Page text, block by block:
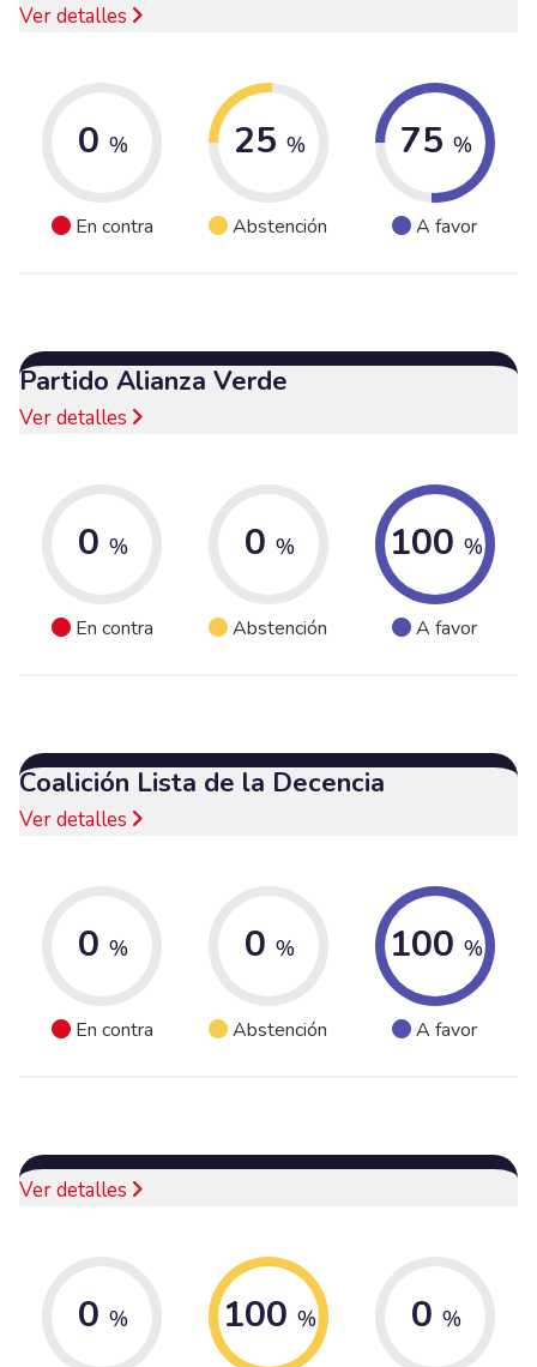
Ver detalles
0 %
En contra
25 %
Abstención
75 %
A favor
Partido Alianza Verde
Ver detalles
0 %
En contra
0 %
Abstención
100 %
A favor
Coalición Lista de la Decencia
Ver detalles
0 %
En contra
0 %
Abstención
100 %
A favor
Ver detalles
0 % 100 % 0 %